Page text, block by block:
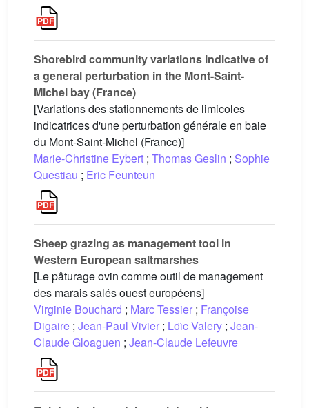
Shorebird community variations indicative of
a general perturbation in the Mont-Saint-
Michel bay (France)
[Variations des stationnements de limicoles
indicatrices d'une perturbation générale en baie
du Mont-Saint-Michel (France)]
Marie-Christine Eybert ; Thomas Geslin ; Sophie
Questiau ; Eric Feunteun
Sheep grazing as management tool in
Western European saltmarshes
[Le pâturage ovin comme outil de management
des marais salés ouest européens]
Virginie Bouchard ; Marc Tessier ; Françoise
Digaire ; Jean-Paul Vivier ; Loı̈c Valery ; Jean-
Claude Gloaguen ; Jean-Claude Lefeuvre